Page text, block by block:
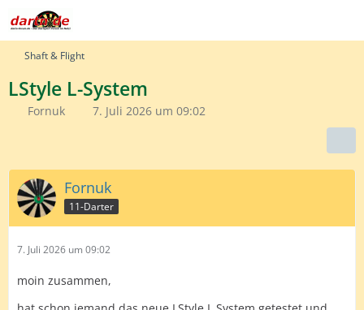
Shaft & Flight
LStyle L-System
Fornuk 7. Juli 2026 um 09:02
Fornuk
11-Darter
7. Juli 2026 um 09:02
moin zusammen,